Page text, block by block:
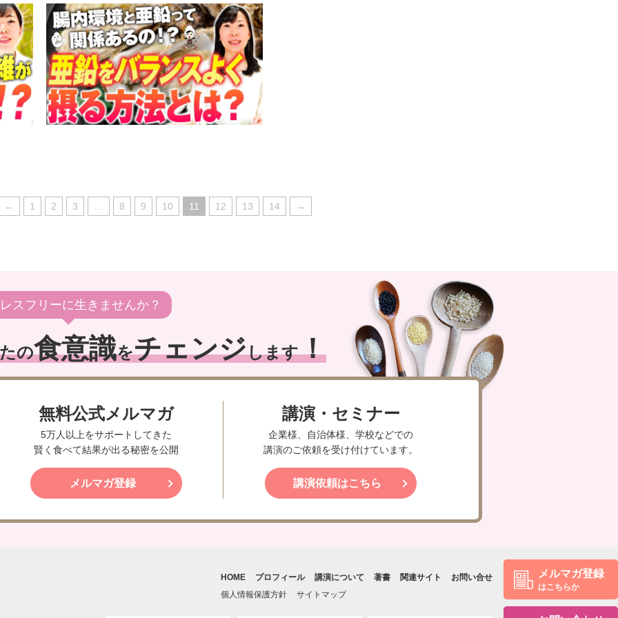
← 1 2 3 8 9 10 11 12 13 14 →
スフリーに生きませんか？
の食意識をチェンジします！
無料公式メルマガ
5万人以上をサポートしてきた
賢く食べて結果が出る秘密を公開
メルマガ登録
講演・セミナー
企業様、自治体様、学校などでの
講演のご依頼を受け付けています。
講演依頼はこちら
メルマガ登録
はこちらか
HOME プロフィール 講演について 著書 関連サイト
お問い合せ
個人情報保護方針
サイトマップ